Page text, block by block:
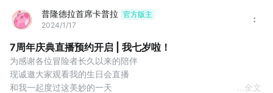
普隆德拉首席卡普拉 官方版主
2024/1/17
7周年庆典直播预约开启 | 我七岁啦！
为感谢各位冒险者长久以来的陪伴
现诚邀大家观看我的生日会直播
和我一起度过这美妙的一天
全文